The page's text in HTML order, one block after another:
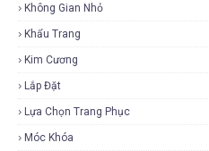
Không Gian Nhỏ
Khẩu Trang
Kim Cương
Lắp Đặt
Lựa Chọn Trang Phục
Móc Khóa